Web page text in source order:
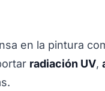
en la pintura
radiación UV,